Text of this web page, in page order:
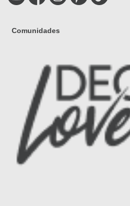
Comunidades